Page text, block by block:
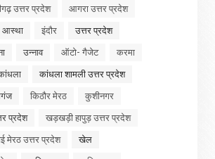
उत्तर प्रदेश
आगरा उत्तर प्रदेश
आस्था इंदौर
उत्तर प्रदेश
उन्नाव ऑटो- गैजेट
करमा
कांधला शामली उत्तर प्रदेश
किठौर मेरठ
कुशीनगर
प्रदेश
खड़खड़ी हापुड़ उत्तर प्रदेश
मेरठ उत्तर प्रदेश
खेल